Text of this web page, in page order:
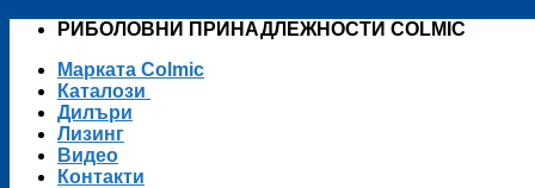
Skip
content
РИБОЛОВНИ ПРИНАДЛЕЖНОСТИ COLMIC
Марката Colmic
Каталози
Дилъри
Лизинг
Видео
Контакти